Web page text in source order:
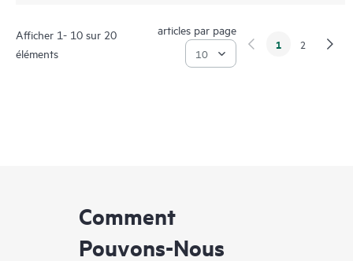
Afficher 1- 10 sur 20
éléments
articles par page
1 2
Comment
Pouvons-Nous